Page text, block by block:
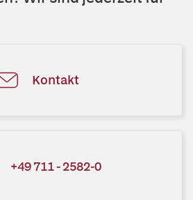
Kontakt
+49 711 - 2582-0